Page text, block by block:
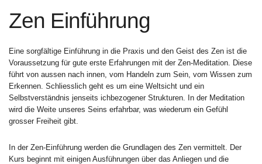
Zen Einführung
Eine sorgfältige Einführung in die Praxis und den Geist des Zen ist die
Voraussetzung für gute erste Erfahrungen mit der Zen-Meditation. Diese
führt von aussen nach innen, vom Handeln zum Sein, vom Wissen zum
Erkennen. Schliesslich geht es um eine Weltsicht und ein
Selbstverständnis jenseits ichbezogener Strukturen. In der Meditation
wird die Weite unseres Seins erfahrbar, was wiederum ein Gefühl
grosser Freiheit gibt.
In der Zen-Einführung werden die Grundlagen des Zen vermittelt. Der
Kurs beginnt mit einigen Ausführungen über das Anliegen und die